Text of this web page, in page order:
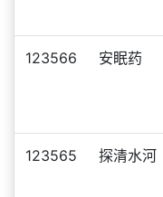
123566 安眠药
123565 探清水河